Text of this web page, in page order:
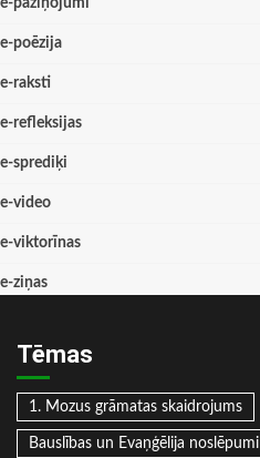
e-paziņojumi
e-poēzija
e-raksti
e-refleksijas
e-sprediķi
e-video
e-viktorīnas
e-ziņas
Tēmas
1. Mozus grāmatas skaidrojums
Bauslības un Evaņģēlija noslēpumi